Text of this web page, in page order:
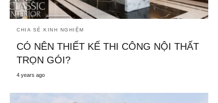
CHIA SẺ KINH NGHIỆM
CÓ NÊN THIẾT KẾ THI CÔNG NỘI THẤT
TRỌN GÓI?
4 years ago